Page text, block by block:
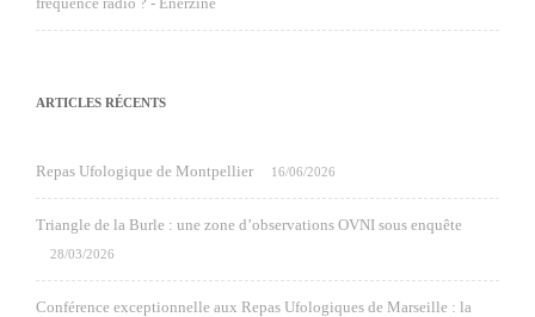
ARTICLES RÉCENTS
Repas Ufologique de Montpellier 16/06/2026
Triangle de la Burle : une zone d’observations OVNI sous enquête
28/03/2026
Conférence exceptionnelle aux Repas Ufologiques de Marseille : la